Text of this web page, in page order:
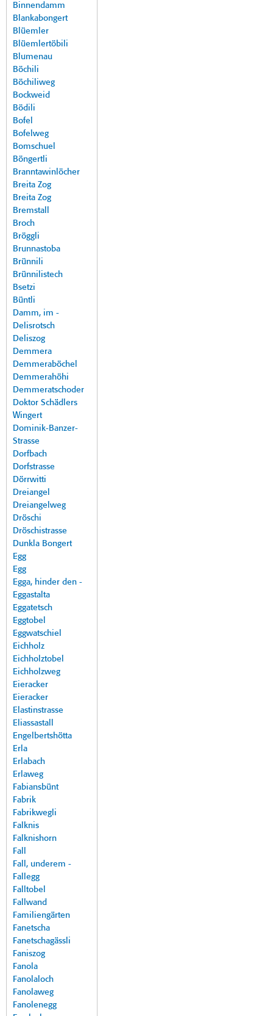
Binnendamm
Blankabongert
Blüemler
Blüemlertöbili
Blumenau
Böchili
Böchiliweg
Bockweid
Bödili
Bofel
Bofelweg
Bomschuel
Böngertli
Branntawinlöcher
Breita Zog
Breita Zog
Bremstall
Broch
Bröggli
Brunnastoba
Brünnili
Brünnilistech
Bsetzi
Büntli
Damm, im -
Delisrotsch
Deliszog
Demmera
Demmeraböchel
Demmerahöhi
Demmeratschoder
Doktor Schädlers
Wingert
Dominik-Banzer-
Strasse
Dorfbach
Dorfstrasse
Dörrwitti
Dreiangel
Dreiangelweg
Dröschi
Dröschistrasse
Dunkla Bongert
Egg
Egg
Egga, hinder den -
Eggastalta
Eggatetsch
Eggtobel
Eggwatschiel
Eichholz
Eichholztobel
Eichholzweg
Eieracker
Eieracker
Elastinstrasse
Eliassastall
Engelbertshötta
Erla
Erlabach
Erlaweg
Fabiansbünt
Fabrik
Fabrikwegli
Falknis
Falknishorn
Fall
Fall, underem -
Fallegg
Falltobel
Fallwand
Familiengärten
Fanetscha
Fanetschagässli
Faniszog
Fanola
Fanolaloch
Fanolaweg
Fanolenegg